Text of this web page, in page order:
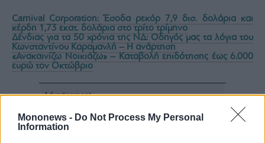
Mononews - Do Not Process My Personal
Information
Carnival Corporation: Έσοδα ρεκόρ 7,9 δισ. δολάρια και
κέρδη 1,73 εκατ. δολάρια στο τρίτο τρίμηνο
Δένδιας για τα 50 χρόνια της ΝΔ: Οδηγός μας τα λόγια του
Κωνσταντίνου Καραμανλή – Η ανάρτηση
«Ανακαινίζω Νοικιάζω» – Καταβολή επιδότησης έως 6.000
ευρώ τον Οκτώβριο